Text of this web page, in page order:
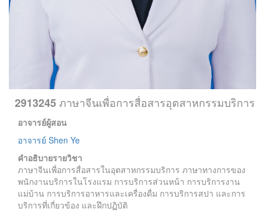
2913245ภาษาจีนเพื่อการสื่อสารอุตสาหกรรมบริการ
อาจารย์ผู้สอน
อาจารย์ Shen Ye
คำอธิบายรายวิชา
ภาษาจีนเพื่อการสื่อสารในอุตสาหกรรมบริการ ภาษาทางการของ
พนักงานบริการในโรงแรม การบริการส่วนหน้า การบริการงาน
แม่บ้าน การบริการอาหารและเครื่องดื่ม การบริการสปา และการ
บริการที่เกี่ยวข้อง และฝึกปฏิบัติ